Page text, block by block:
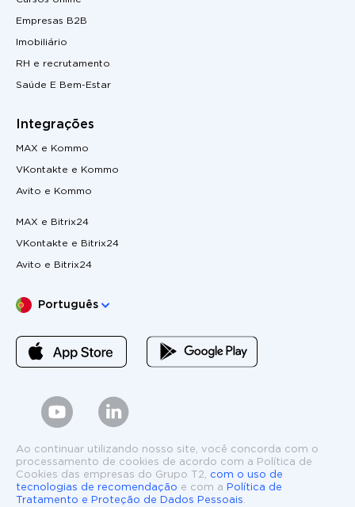
Empresas B2B
Imobiliário
RH e recrutamento
Saúde E Bem-Estar
Integrações
MAX e Kommo
VKontakte e Kommo
Avito e Kommo
MAX e Bitrix24
VKontakte e Bitrix24
Avito e Bitrix24
Escolha o seu idioma
Português
Ao continuar utilizando nosso site, você concorda com o
processamento de cookies de acordo com a Política de
Cookies das empresas do Grupo T2, com o uso de
tecnologias de recomendação e com a
Política de
Tratamento e Proteção de Dados Pessoais.